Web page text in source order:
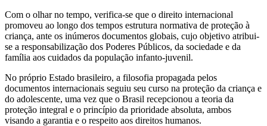
Com o olhar no tempo, verifica-se que o direito internacional
promoveu ao longo dos tempos estrutura normativa de proteção à
criança, ante os inúmeros documentos globais, cujo objetivo atribui-
se a responsabilização dos Poderes Públicos, da sociedade e da
família aos cuidados da população infanto-juvenil.
No próprio Estado brasileiro, a filosofia propagada pelos
documentos internacionais seguiu seu curso na proteção da criança e
do adolescente, uma vez que o Brasil recepcionou a teoria da
proteção integral e o princípio da prioridade absoluta, ambos
visando a garantia e o respeito aos direitos humanos.